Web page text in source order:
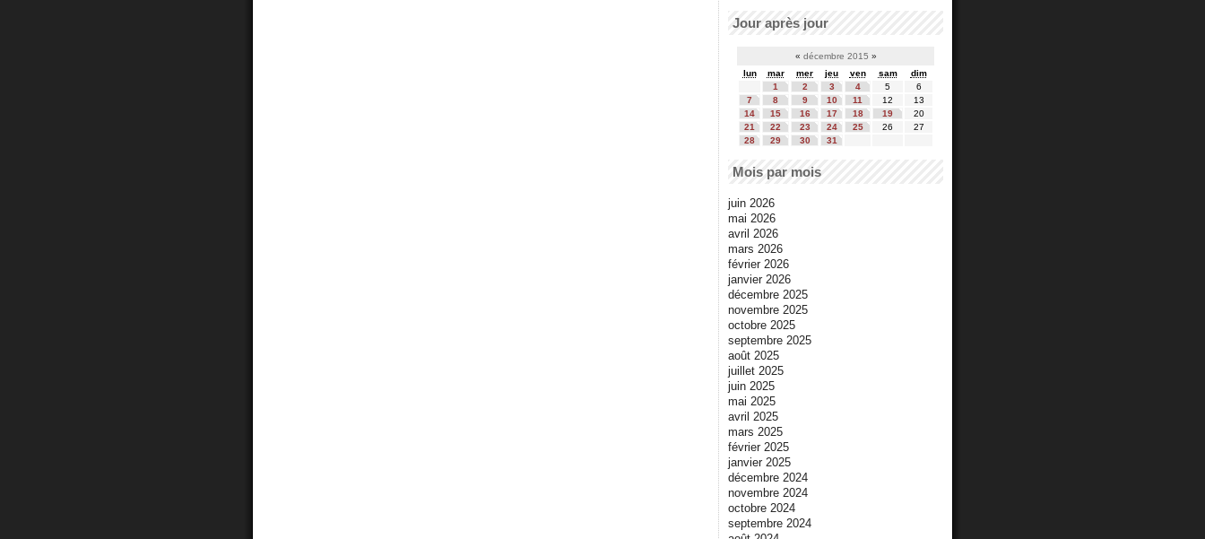
Jour après jour
« décembre 2015 »
lun
mar mer jeu ven sam
dim
1
2 3 4 5
6
7
8 9 10 11 12
13
14
15 16 17 18 19
20
21
22 23 24 25 26
27
28
29 30 31
Mois par mois
juin 2026
mai 2026
avril 2026
mars 2026
février 2026
janvier 2026
décembre 2025
novembre 2025
octobre 2025
septembre 2025
août 2025
juillet 2025
juin 2025
mai 2025
avril 2025
mars 2025
février 2025
janvier 2025
décembre 2024
novembre 2024
octobre 2024
septembre 2024